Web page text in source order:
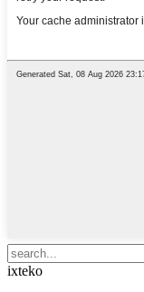
ixteko